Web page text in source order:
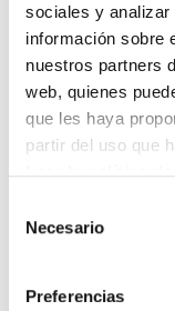
sociales y
información sobre
nuestros partners
web, quienes
que les haya
partir del uso que
Necesario
Preferencias
Desde ELA
voluntad
de Osakidetza
cultivo para
conflictividad
La actitud de
una posición
sindicatos la